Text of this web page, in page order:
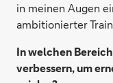
in meinen Augen
ambitionierter
In welchen
verbessern, um